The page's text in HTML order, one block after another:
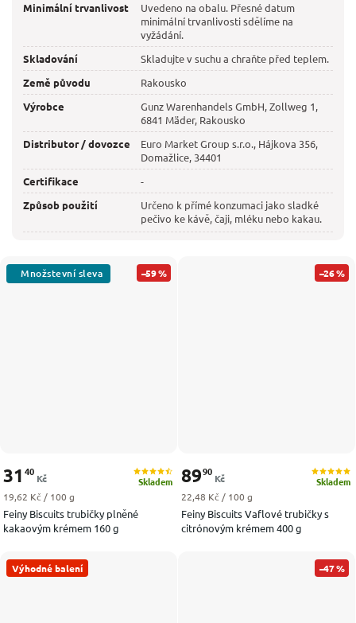
Minimální trvanlivost
Uvedeno na obalu. Přesné datum
minimální trvanlivosti sdělíme na
vyžádání.
Skladování
Skladujte v suchu a chraňte před teplem.
Země původu
Rakousko
Výrobce
Gunz Warenhandels GmbH, Zollweg 1,
6841 Mäder, Rakousko
Distributor / dovozce
Euro Market Group s.r.o., Hájkova 356,
Domažlice, 34401
Certifikace
-
Způsob použití
Určeno k přímé konzumaci jako sladké
pečivo ke kávě, čaji, mléku nebo kakau.
–59 %
Feiny Biscuits trubičky plněné
kakaovým krémem 160 g
Skladem
31 40
Kč
Měrná cena:
19,62 Kč / 100 g
–26 %
Feiny Biscuits Vaflové trubičky s
citrónovým krémem 400 g
Skladem
8990
Kč
Měrná cena:
22,48 Kč / 100 g
Výhodné balení –47 %